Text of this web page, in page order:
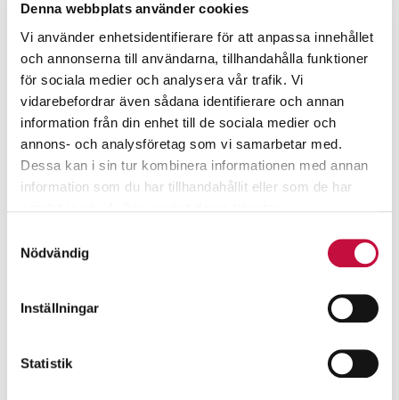
Denna webbplats använder cookies
Vi använder enhetsidentifierare för att anpassa innehållet
och annonserna till användarna, tillhandahålla funktioner
för sociala medier och analysera vår trafik. Vi
vidarebefordrar även sådana identifierare och annan
information från din enhet till de sociala medier och
annons- och analysföretag som vi samarbetar med.
Dessa kan i sin tur kombinera informationen med annan
information som du har tillhandahållit eller som de har
Nödvändig
Inställningar
Statistik